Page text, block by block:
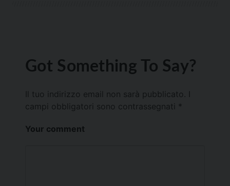
Got Something To Say?
Il tuo indirizzo email non sarà pubblicato.
campi obbligatori sono contrassegnati *
Your comment